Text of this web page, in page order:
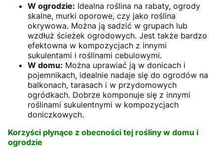
W ogrodzie: Idealna roślina na rabaty, ogrody
skalne, murki oporowe, czy jako roślina
okrywowa. Można ją sadzić w grupach lub
wzdłuż ścieżek ogrodowych. Jest także bardzo
efektowna w kompozycjach z innymi
sukulentami i roślinami cebulowymi.
W domu: Można uprawiać ją w donicach i
pojemnikach, idealnie nadaje się do ogrodów na
balkonach, tarasach i w przydomowych
ogródkach. Dobrze komponuje się z innymi
roślinami sukulentnymi w kompozycjach
doniczkowych.
Korzyści płynące z obecności tej rośliny w domu i
ogrodzie